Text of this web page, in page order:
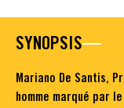
SYNOPSIS
Mariano De Santis,
homme marqué par